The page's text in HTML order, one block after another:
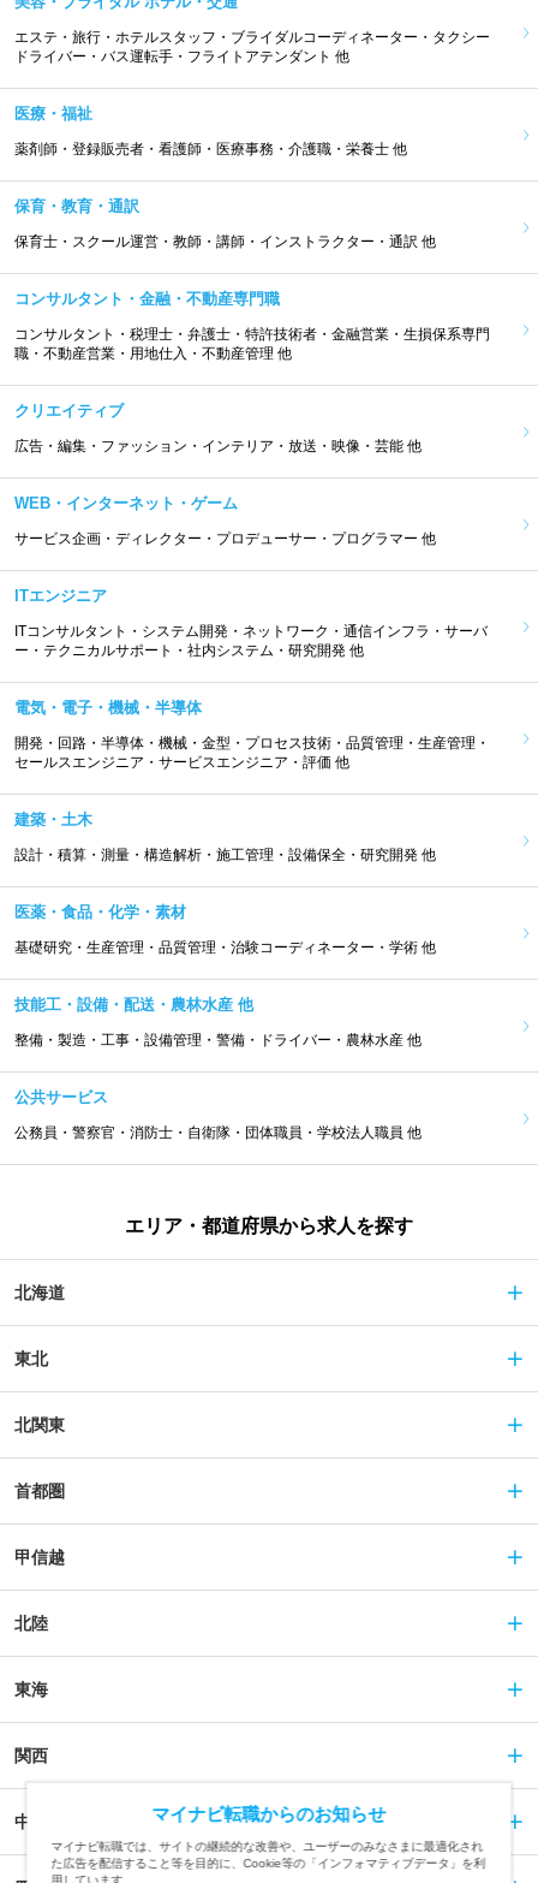
エステ・旅行・ホテルスタッフ・ブライダルコーディネーター・タクシー
ドライバー・バス運転手・フライトアテンダント 他
医療・福祉
薬剤師・登録販売者・看護師・医療事務・介護職・栄養士 他
保育・教育・通訳
保育士・スクール運営・教師・講師・インストラクター・通訳 他
コンサルタント・金融・不動産専門職
コンサルタント・税理士・弁護士・特許技術者・金融営業・生損保系専門
職・不動産営業・用地仕入・不動産管理 他
クリエイティブ
広告・編集・ファッション・インテリア・放送・映像・芸能 他
WEB・インターネット・ゲーム
サービス企画・ディレクター・プロデューサー・プログラマー 他
ITエンジニア
ITコンサルタント・システム開発・ネットワーク・通信インフラ・サーバ
ー・テクニカルサポート・社内システム・研究開発 他
電気・電子・機械・半導体
開発・回路・半導体・機械・金型・プロセス技術・品質管理・生産管理・
セールスエンジニア・サービスエンジニア・評価 他
建築・土木
設計・積算・測量・構造解析・施工管理・設備保全・研究開発 他
医薬・食品・化学・素材
基礎研究・生産管理・品質管理・治験コーディネーター・学術 他
技能工・設備・配送・農林水産 他
整備・製造・工事・設備管理・警備・ドライバー・農林水産 他
公共サービス
公務員・警察官・消防士・自衛隊・団体職員・学校法人職員 他
エリア・都道府県から求人を探す
北海道
東北
北関東
首都圏
甲信越
北陸
東海
関西
中国 マイナビ転職からのお知らせ
マイナビ転職では、サイトの継続的な改善や、ユーザーのみなさまに最適化され
た広告を配信すること等を目的に、Cookie等の「インフォマティブデータ」を利
用しています。